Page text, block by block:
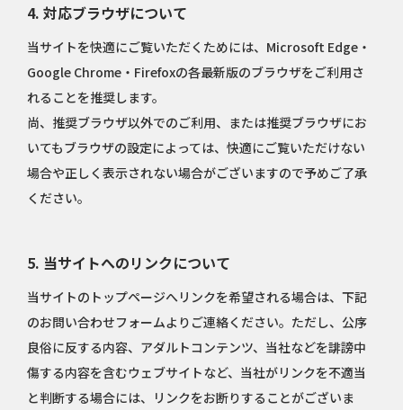
4. 対応ブラウザについて
当サイトを快適にご覧いただくためには、Microsoft Edge・
Google Chrome・Firefoxの各最新版のブラウザをご利用さ
れることを推奨します。
尚、推奨ブラウザ以外でのご利用、または推奨ブラウザにお
いてもブラウザの設定によっては、快適にご覧いただけない
場合や正しく表示されない場合がございますので予めご了承
ください。
5. 当サイトへのリンクについて
当サイトのトップページへリンクを希望される場合は、下記
のお問い合わせフォームよりご連絡ください。ただし、公序
良俗に反する内容、アダルトコンテンツ、当社などを誹謗中
傷する内容を含むウェブサイトなど、当社がリンクを不適当
と判断する場合には、リンクをお断りすることがございま